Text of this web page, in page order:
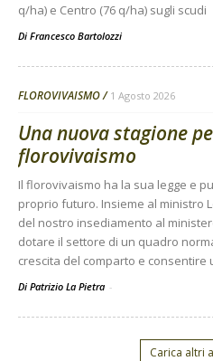
q/ha) e Centro (76 q/ha) sugli scudi
Di Francesco Bartolozzi
FLOROVIVAISMO 1 Agosto 2026
Una nuova stagione
florovivaismo
Il florovivaismo ha la sua legge e
proprio futuro. Insieme al ministro
del nostro insediamento al
dotare il settore di un quadro
crescita del comparto e consentire
Di Patrizio La Pietra -
Carica altri